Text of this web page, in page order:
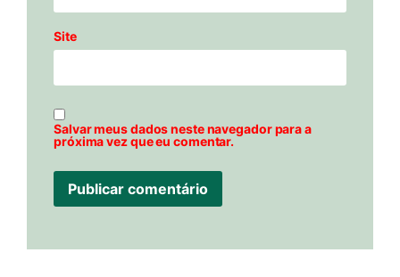
Site
Salvar meus dados neste navegador para a
próxima vez que eu comentar.